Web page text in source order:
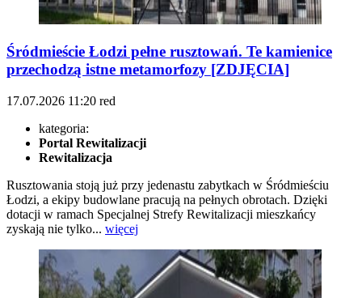
Śródmieście Łodzi pełne rusztowań. Te kamienice
przechodzą istne metamorfozy [ZDJĘCIA]
17.07.2026 11:20 red
kategoria:
Portal Rewitalizacji
Rewitalizacja
Rusztowania stoją już przy jedenastu zabytkach w Śródmieściu
Łodzi, a ekipy budowlane pracują na pełnych obrotach. Dzięki
dotacji w ramach Specjalnej Strefy Rewitalizacji mieszkańcy
zyskają nie tylko... więcej